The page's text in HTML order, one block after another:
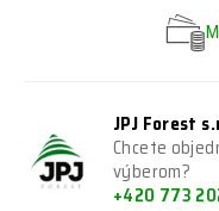
JPJ Forest
Chcete
výberom?
+420 773